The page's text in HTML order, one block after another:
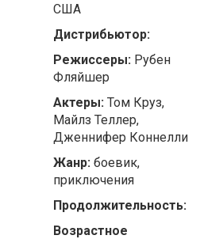
США
Дистрибьютор:
Режиссеры: Рубен
Фляйшер
Актеры: Том Круз,
Майлз Теллер,
Дженнифер Коннелли
Жанр: боевик,
приключения
Продолжительность:
Возрастное